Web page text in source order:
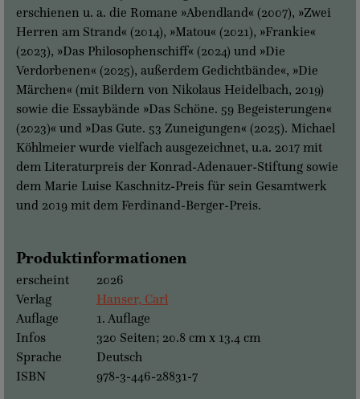
erschienen u. a. die Romane »Abendland« (2007), »Zwei
Herren am Strand« (2014), »Matou« (2021), »Frankie«
(2023), »Das Philosophenschiff« (2024) und »Die
Verdorbenen« (2025), außerdem Gedichtbände«, »Die
Märchen« (mit Bildern von Nikolaus Heidelbach, 2019)
sowie die Essaybände »Das Schöne. 59 Begeisterungen«
(2023)« und »Das Gute. 53 Zuneigungen« (2025). Michael
Köhlmeier wurde vielfach ausgezeichnet, u.a. 2017 mit
dem Literaturpreis der Konrad-Adenauer-Stiftung sowie
dem Marie Luise Kaschnitz-Preis für sein Gesamtwerk
und 2019 mit dem Ferdinand-Berger-Preis.
Produktinformationen
erscheint
2026
Verlag
Hanser, Carl
Auflage
1. Auflage
Infos
320 Seiten; 20.8 cm x 13.4 cm
Sprache
Deutsch
ISBN
978-3-446-28831-7